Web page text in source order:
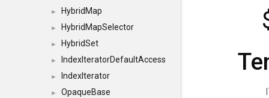
► HybridMap
► HybridMapSelector
► HybridSet
► IndexIteratorDefaultAccess
► IndexIterator
► OpaqueBase